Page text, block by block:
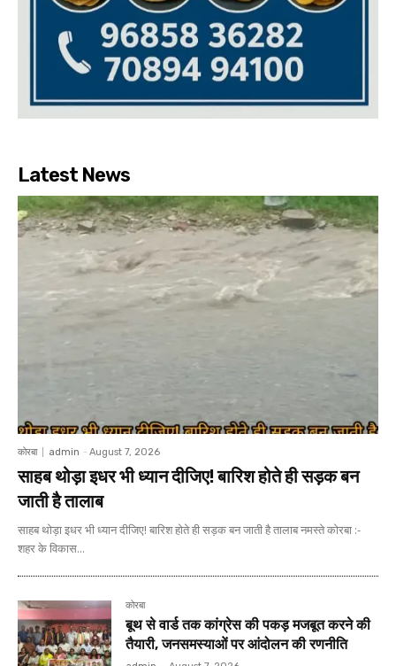
Latest News
कोरबा admin - August 7, 2026
साहब थोड़ा इधर भी ध्यान दीजिए! बारिश होते ही सड़क बन
जाती है तालाब
साहब थोड़ा इधर भी ध्यान दीजिए! बारिश होते ही सड़क बन जाती है तालाब नमस्ते कोरबा :-
शहर के विकास...
कोरबा
बूथ से वार्ड तक कांग्रेस की पकड़ मजबूत करने की
तैयारी, जनसमस्याओं पर आंदोलन की रणनीति